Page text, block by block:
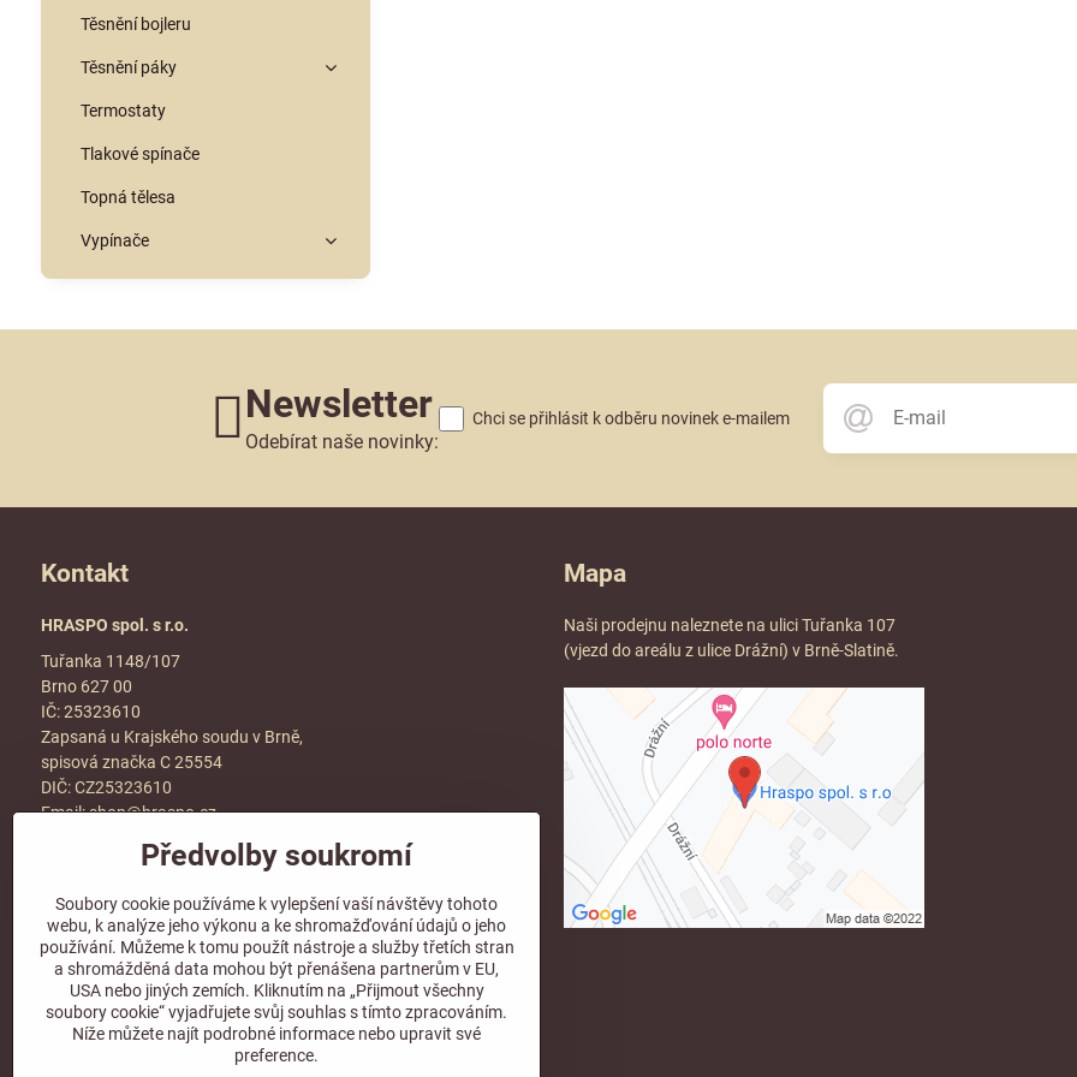
Těsnění bojleru
Těsnění páky
Termostaty
Tlakové spínače
Topná tělesa
Vypínače
Newsletter
Odebírat naše novinky:
Chci se přihlásit k odběru novinek e-mailem
Kontakt
HRASPO spol. s r.o.
Tuřanka 1148/107
Brno 627 00
IČ: 25323610
Zapsaná u Krajského soudu v Brně,
spisová značka C 25554
DIČ: CZ25323610
Email:shop@hraspo.cz
Obchodní podmínky
Více info v sekcikontakt
Sledujte naše sociální sítě!
Mapa
Naši prodejnu naleznete na ulici Tuřanka 107
(vjezd do areálu z ulice Drážní) v Brně-Slatině.
Předvolby soukromí
Soubory cookie používáme k vylepšení vaší návštěvy tohoto
webu, k analýze jeho výkonu a ke shromažďování údajů o jeho
používání. Můžeme k tomu použít nástroje a služby třetích stran
a shromážděná data mohou být přenášena partnerům v EU,
USA nebo jiných zemích. Kliknutím na „Přijmout všechny
soubory cookie“ vyjadřujete svůj souhlas s tímto zpracováním.
Níže můžete najít podrobné informace nebo upravit své
preference.